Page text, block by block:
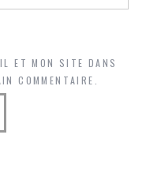
ET MON SITE DANS
COMMENTAIRE.